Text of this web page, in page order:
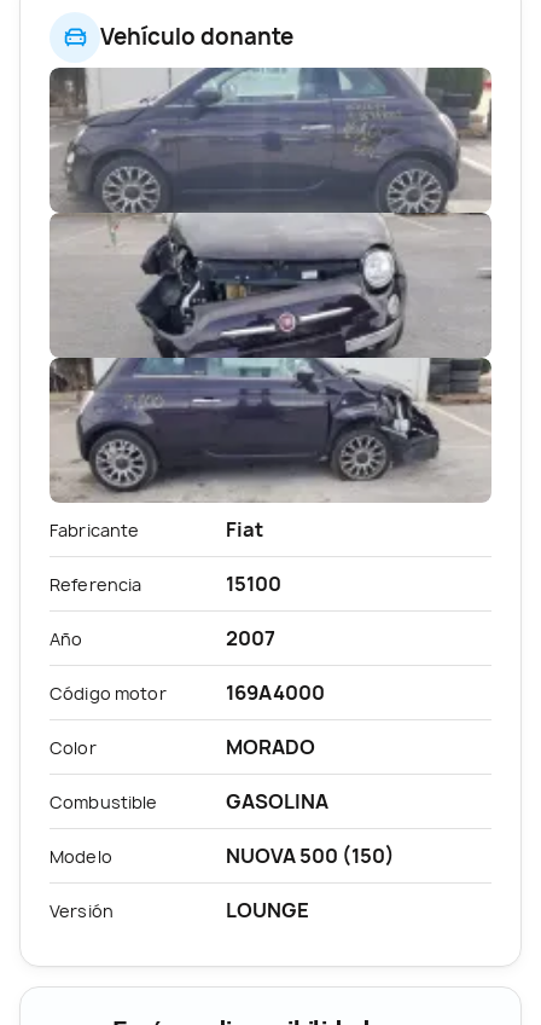
Vehículo donante
Fabricante Fiat
Referencia 15100
Año 2007
Código motor 169A4000
Color MORADO
Combustible GASOLINA
Modelo NUOVA 500 (150)
Versión LOUNGE